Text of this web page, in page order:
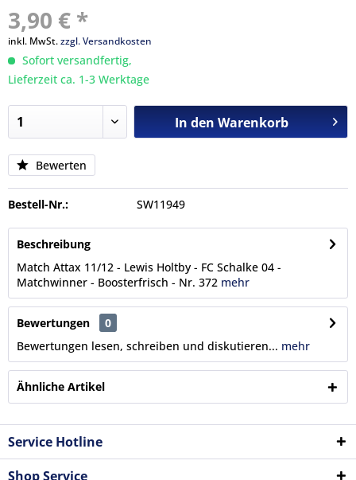
3,90 € *
inkl. MwSt.zzgl. Versandkosten
Sofort versandfertig,
Lieferzeit ca. 1-3 Werktage
In den Warenkorb
Bewerten
Bestell-Nr.: SW11949
Beschreibung
Match Attax 11/12 - Lewis Holtby - FC Schalke 04 -
Matchwinner - Boosterfrisch - Nr. 372 mehr
Bewertungen
0
Bewertungen lesen, schreiben und diskutieren... mehr
Ähnliche Artikel
Service Hotline
Shop Service